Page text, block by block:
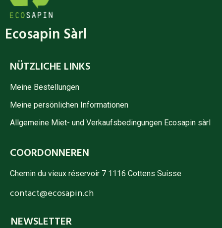
Ecosapin Sàrl
NÜTZLICHE LINKS
Meine Bestellungen
Meine persönlichen Informationen
Allgemeine Miet- und Verkaufsbedingungen Ecosapin sàrl
COORDONNEREN
Chemin du vieux réservoir 7 1116 Cottens Suisse
contact@ecosapin.ch
NEWSLETTER